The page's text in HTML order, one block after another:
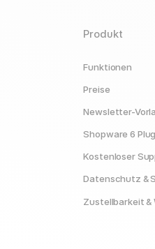
Produkt
Funktionen
Preise
Newsletter-
Shopware 6
Kostenloser
Datenschutz &
Zustellbarkeit &